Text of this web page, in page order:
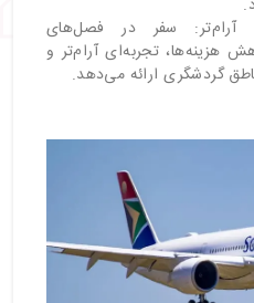
آرام‌تر: سفر در فصل‌های
هزینه‌ها، تجربه‌ای آرام‌تر و
گردشگری ارائه می‌دهد.